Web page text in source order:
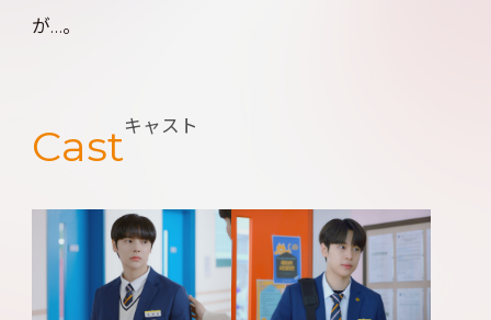
が…。
Castキャスト